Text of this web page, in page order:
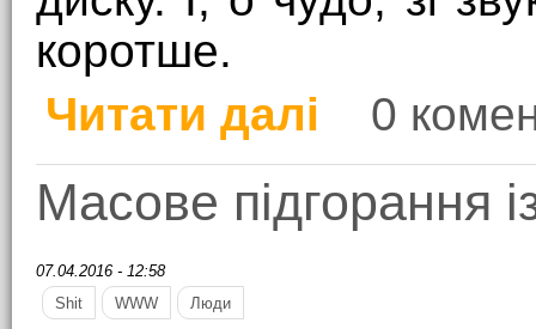
коротше.
Читати далі
про Звук на моєму
0
Масове підгорання
07.04.2016 - 12:58
Shit
WWW Люди